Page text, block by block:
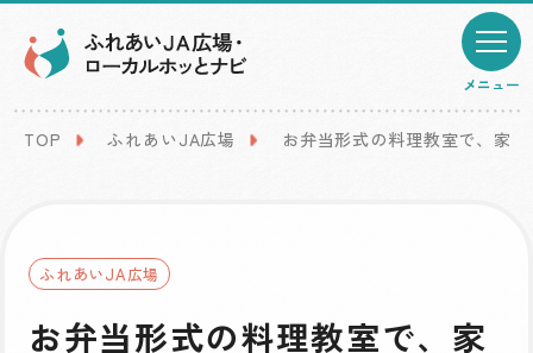
メニュー
TOP ふれあいJA広場 お弁当形式の料理教室で、家
ふれあいJA広場
お弁当形式の料理教室で、家